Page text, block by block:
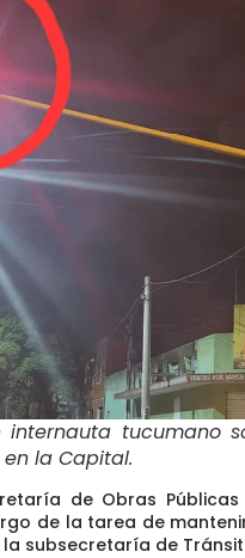
internauta tucumano
en la Capital.
de Obras
de la tarea de
subsecretaría de